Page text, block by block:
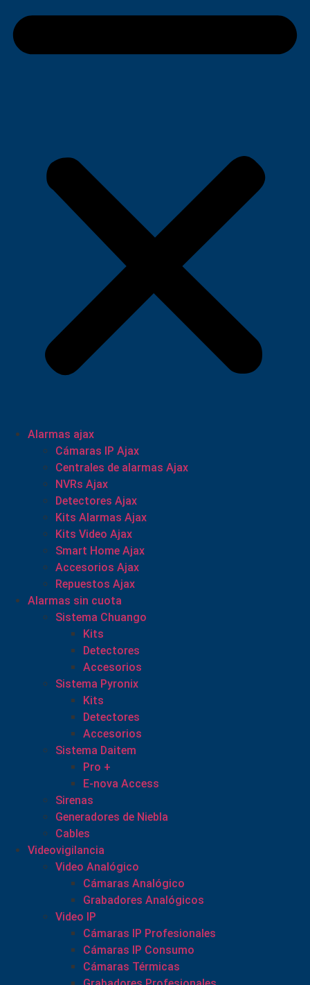
Alarmas ajax
Cámaras IP Ajax
Centrales de alarmas Ajax
NVRs Ajax
Detectores Ajax
Kits Alarmas Ajax
Kits Video Ajax
Smart Home Ajax
Accesorios Ajax
Repuestos Ajax
Alarmas sin cuota
Sistema Chuango
Kits
Detectores
Accesorios
Sistema Pyronix
Kits
Detectores
Accesorios
Sistema Daitem
Pro +
E-nova Access
Sirenas
Generadores de Niebla
Cables
Videovigilancia
Video Analógico
Cámaras Analógico
Grabadores Analógicos
Video IP
Cámaras IP Profesionales
Cámaras IP Consumo
Cámaras Térmicas